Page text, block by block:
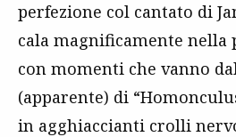
perfezione col cantato di
cala magnificamente nella
con momenti che vanno
(apparente) di
in agghiaccianti crolli